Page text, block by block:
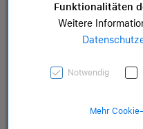
Funktionalitäten
Weitere
Notwendig
Mehr